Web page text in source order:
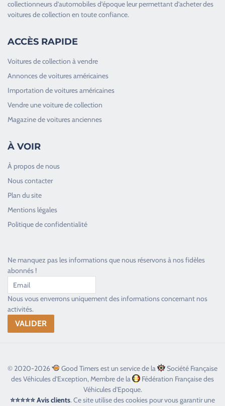
collectionneurs d’automobiles d’époque leur permettant d’acheter des
voitures de collection en toute confiance.
ACCÈS RAPIDE
Voitures de collection à vendre
Annonces de voitures américaines
Importation de voitures américaines
Vendre une voiture de collection
Magazine de voitures anciennes
À VOIR
À propos de nous
Nous contacter
Plan du site
Mentions légales
Politique de confidentialité
Ne manquez pas les informations que nous réservons à nos fidèles
abonnés !
Nous vous enverrons uniquement des informations concernant nos
activités.
© 2020-2026 Good Timers est un service de la
Société Française
des Véhicules d'Exception, Membre de la
Fédération Française des
Véhicules d'Epoque.
⭐⭐⭐⭐⭐ Avis clients. Ce site utilise des cookies pour vous garantir une
Toujours heureux d'aider les passionnés